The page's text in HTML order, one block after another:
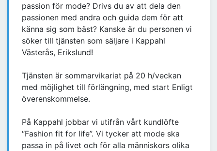
passion för mode? Drivs du av att dela den
passionen med andra och guida dem för att
känna sig som bäst? Kanske är du personen vi
söker till tjänsten som säljare i Kappahl
Västerås, Erikslund!
Tjänsten är sommarvikariat på 20 h/veckan
med möjlighet till förlängning, med start Enligt
överenskommelse.
På Kappahl jobbar vi utifrån vårt kundlöfte
“Fashion fit for life”. Vi tycker att mode ska
passa in på livet och för alla människors olika